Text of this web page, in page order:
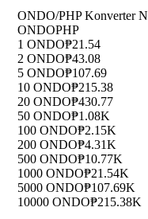
ONDO/PHP Konverter
ONDOPHP
1 ONDO₱21.54
2 ONDO₱43.08
5 ONDO₱107.69
10 ONDO₱215.38
20 ONDO₱430.77
50 ONDO₱1.08K
100 ONDO₱2.15K
200 ONDO₱4.31K
500 ONDO₱10.77K
1000 ONDO₱21.54K
5000 ONDO₱107.69K
10000 ONDO₱215.38K